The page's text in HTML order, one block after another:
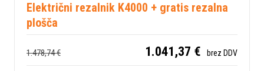
Električni rezalnik K4000 + gratis rezalna
plošča
1.478,74 € 1.041,37 € brez DDV